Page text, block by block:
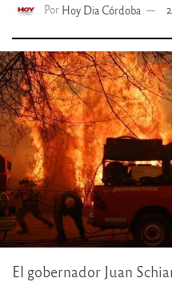
Por Hoy Dia Córdoba
El gobernador Juan